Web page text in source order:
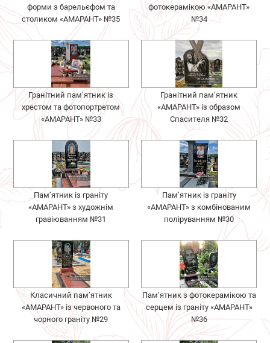
форми з барельєфом та
столиком «АМАРАНТ» №35
фотокерамікою «АМАРАНТ»
№34
Гранітний пам’ятник із
хрестом та фотопортретом
«АМАРАНТ» №33
Гранітний пам’ятник
«АМАРАНТ» із образом
Спасителя №32
Пам’ятник із граніту
«АМАРАНТ» з художнім
гравіюванням №31
Пам’ятник із граніту
«АМАРАНТ» з комбінованим
поліруванням №30
Класичний пам’ятник
«АМАРАНТ» із червоного та
чорного граніту №29
Пам’ятник з фотокерамікою та
серцем із граніту «АМАРАНТ»
№36